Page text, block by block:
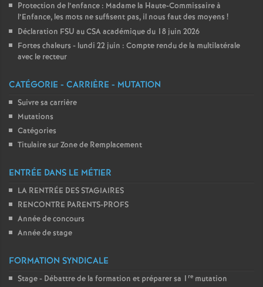
Protection de l’enfance : Madame la Haute-Commissaire à
l’Enfance, les mots ne suffisent pas, il nous faut des moyens !
Déclaration FSU au CSA académique du 18 juin 2026
Fortes chaleurs - lundi 22 juin : Compte rendu de la multilatérale
avec le recteur
CATÉGORIE - CARRIÈRE - MUTATION
Suivre sa carrière
Mutations
Catégories
Titulaire sur Zone de Remplacement
ENTRÉE DANS LE MÉTIER
LA RENTRÉE DES STAGIAIRES
RENCONTRE PARENTS-PROFS
Année de concours
Année de stage
FORMATION SYNDICALE
Stage - Débattre de la formation et préparer sa 1 re mutation